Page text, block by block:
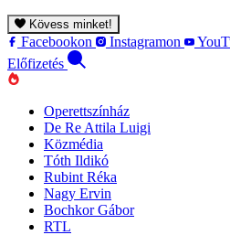
Kövess minket!
Facebookon Instagramon
Előfizetés
Operettszínház
De Re Attila Luigi
Közmédia
Tóth Ildikó
Rubint Réka
Nagy Ervin
Bochkor Gábor
RTL